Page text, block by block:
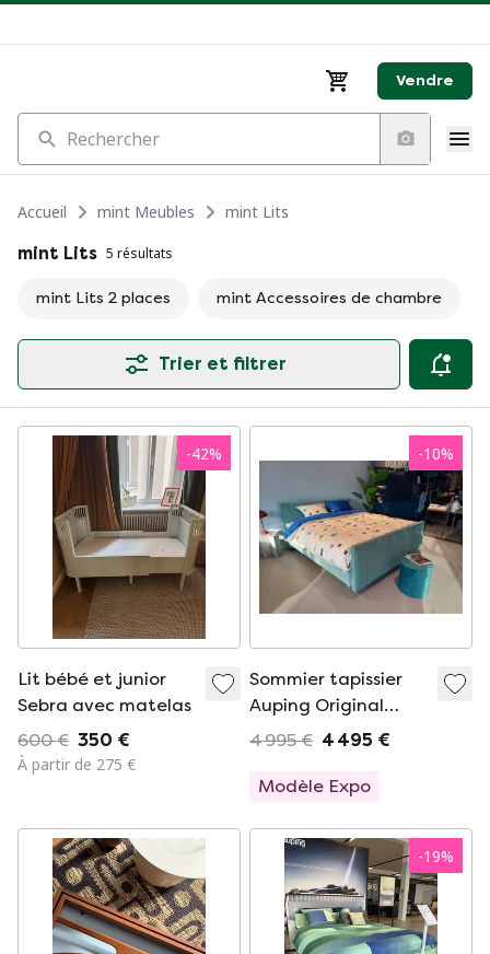
Vendre
Rechercher
Accueil mint Meubles
mint Lits
mint Lits 5 résultats
mint Lits 2 places mint Accessoires de chambre
Trier et filtrer
-42%
Lit bébé et junior
Sebra avec matelas
600 € 350 €
À partir de 275 €
-10%
Sommier tapissier
Auping Original
180x210cm
4 995 € 4 495 €
Modèle Expo
-19%